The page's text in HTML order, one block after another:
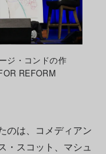
ジ・コンドの作
REFORM
のは、コメディアン
・スコット、マシュ